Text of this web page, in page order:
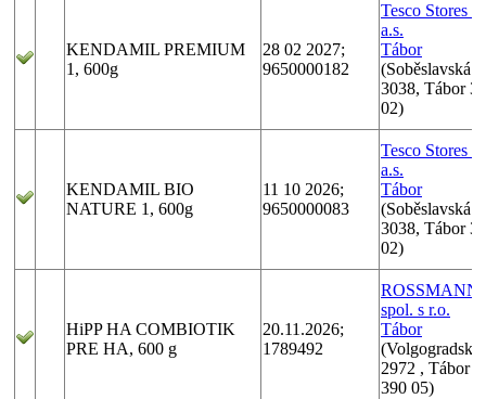
KENDAMIL PREMIUM
1, 600g
28 02 2027;
9650000182
Tesco Stores
a.s.
Tábor
(Soběslavská
3038, Tábor
02)
KENDAMIL BIO
NATURE 1, 600g
11 10 2026;
9650000083
Tesco Stores
a.s.
Tábor
(Soběslavská
3038, Tábor
02)
HiPP HA COMBIOTIK
PRE HA, 600 g
20.11.2026;
1789492
ROSSMANN,
spol. s r.o.
Tábor
(Volgogradská
2972 , Tábor
390 05)